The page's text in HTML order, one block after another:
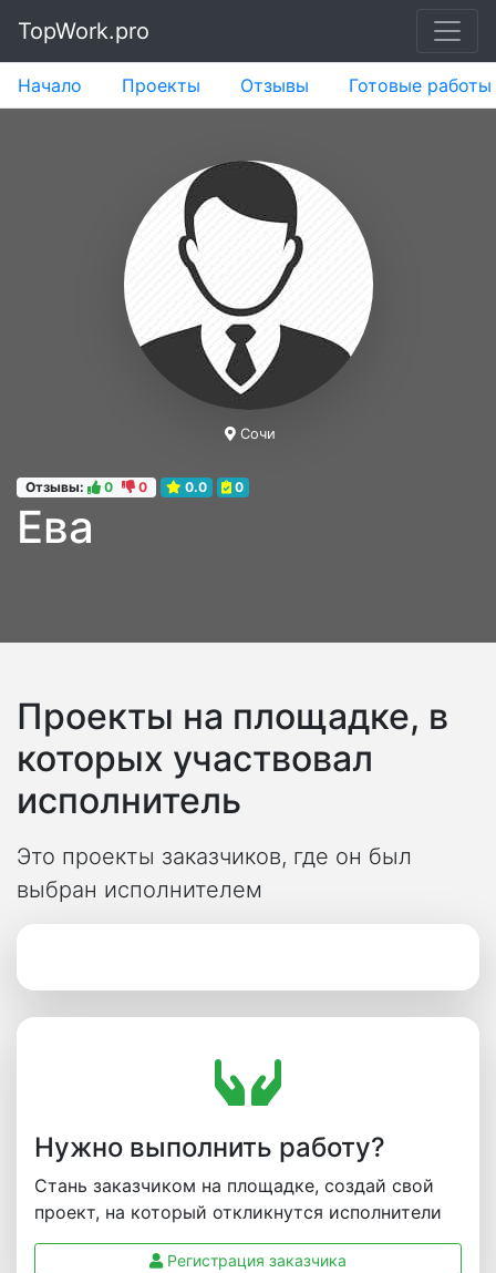
TopWork.pro
Начало Проекты Отзывы Готовые работы
Отзывы: 0 0 0.0 0
Ева
Сочи
Проекты на площадке, в
которых участвовал
исполнитель
Это проекты заказчиков, где он был
выбран исполнителем
Нужно выполнить работу?
Стань заказчиком на площадке, создай свой
проект, на который откликнутся исполнители
Регистрация заказчика